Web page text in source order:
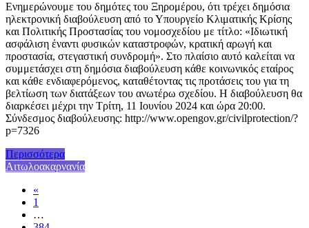
Ενημερώνουμε του δημότες του Ξηρομέρου, ότι τρέχει δημόσια
ηλεκτρονική διαβούλευση από το Υπουργείο Κλιματικής Κρίσης
και Πολιτικής Προστασίας του νομοσχεδίου με τίτλο: «Ιδιωτική
ασφάλιση έναντι φυσικών καταστροφών, κρατική αρωγή και
προστασία, στεγαστική συνδρομή». Στο πλαίσιο αυτό καλείται να
συμμετάσχει στη δημόσια διαβούλευση κάθε κοινωνικός εταίρος
και κάθε ενδιαφερόμενος, καταθέτοντας τις προτάσεις του για τη
βελτίωση των διατάξεων του ανωτέρω σχεδίου. Η διαβούλευση θα
διαρκέσει μέχρι την Τρίτη, 11 Ιουνίου 2024 και ώρα 20:00.
Σύνδεσμος διαβούλευσης: http://www.opengov.gr/civilprotection/?
p=7326
Περισσότερα
Αιτωλοακαρνανία
«
1
…